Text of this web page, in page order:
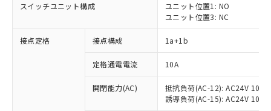
スイッチユニット構成
ユニット位置1: NO
ユニット位置3: NC
接点定格 接点構成 1a+1b
定格通電電流 10A
開閉能力(AC)
抵抗負荷(AC-12): AC24V 10A/
誘導負荷(AC-15): AC24V